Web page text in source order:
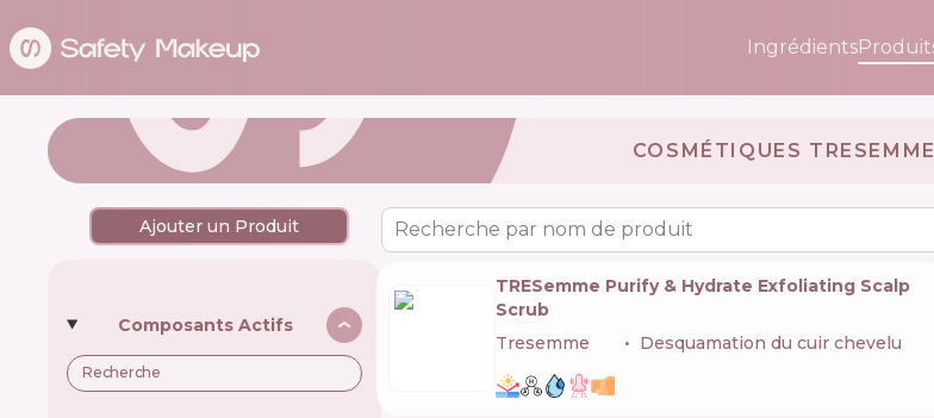
Ingrédients
COSMÉTIQUES TRESEMME
Ajouter un Produit
Composants Actifs
Recherche par nom de produit
TRESemme Purify & Hydrate Exfoliating Scalp
Scrub
Tresemme
Desquamation du cuir chevelu